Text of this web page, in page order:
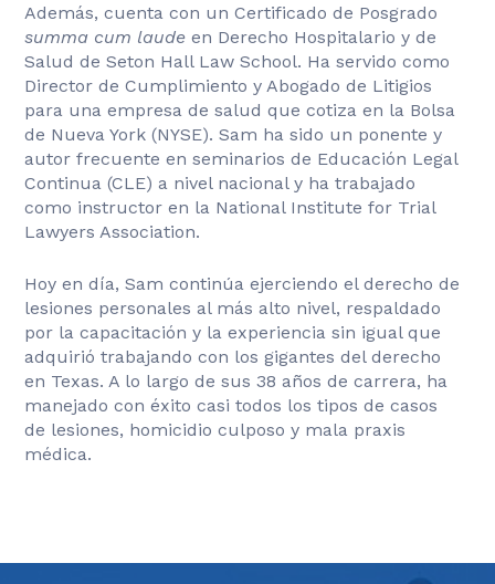
Además, cuenta con un Certificado de Posgrado
summa cum laude en Derecho Hospitalario y de
Salud de Seton Hall Law School. Ha servido como
Director de Cumplimiento y Abogado de Litigios
para una empresa de salud que cotiza en la Bolsa
de Nueva York (NYSE). Sam ha sido un ponente y
autor frecuente en seminarios de Educación Legal
Continua (CLE) a nivel nacional y ha trabajado
como instructor en la National Institute for Trial
Lawyers Association.
Hoy en día, Sam continúa ejerciendo el derecho de
lesiones personales al más alto nivel, respaldado
por la capacitación y la experiencia sin igual que
adquirió trabajando con los gigantes del derecho
en Texas. A lo largo de sus 38 años de carrera, ha
manejado con éxito casi todos los tipos de casos
de lesiones, homicidio culposo y mala praxis
médica.